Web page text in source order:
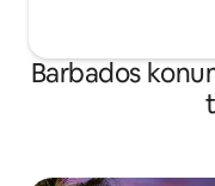
Barbados